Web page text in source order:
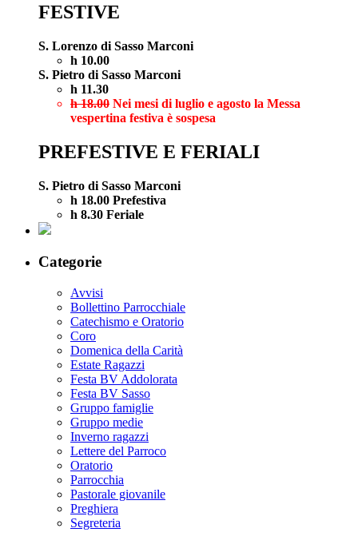
FESTIVE
S. Lorenzo di Sasso Marconi
h 10.00
S. Pietro di Sasso Marconi
h 11.30
h 18.00 Nei mesi di luglio e agosto la Messa
vespertina festiva è sospesa
PREFESTIVE E FERIALI
S. Pietro di Sasso Marconi
h 18.00 Prefestiva
h 8.30 Feriale
Categorie
Avvisi
Bollettino Parrocchiale
Catechismo e Oratorio
Coro
Domenica della Carità
Estate Ragazzi
Festa BV Addolorata
Festa BV Sasso
Gruppo famiglie
Gruppo medie
Inverno ragazzi
Lettere del Parroco
Oratorio
Parrocchia
Pastorale giovanile
Preghiera
Segreteria